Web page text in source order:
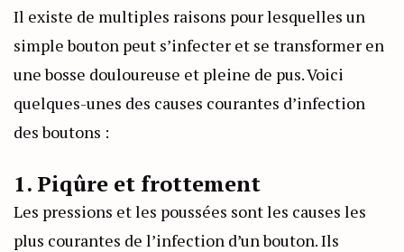
Il existe de multiples raisons pour lesquelles un
simple bouton peut s’infecter et se transformer en
une bosse douloureuse et pleine de pus. Voici
quelques-unes des causes courantes d’infection
des boutons :
1. Piqûre et frottement
Les pressions et les poussées sont les causes les
plus courantes de l’infection d’un bouton. Ils